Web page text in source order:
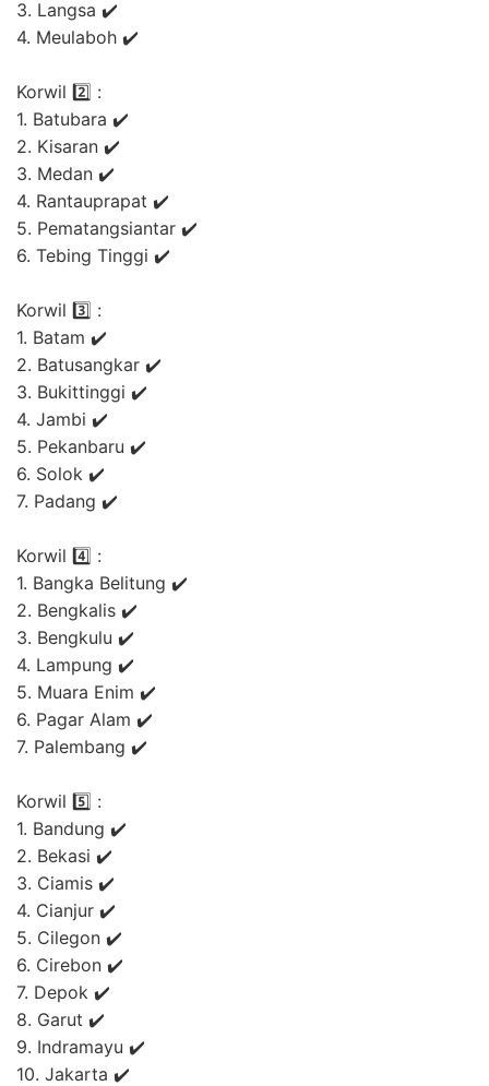
3. Langsa ✔️
4. Meulaboh ✔️
Korwil 2️⃣ :
1. Batubara ✔️
2. Kisaran ✔️
3. Medan ✔️
4. Rantauprapat ✔️
5. Pematangsiantar ✔️
6. Tebing Tinggi ✔️
Korwil 3️⃣ :
1. Batam ✔️
2. Batusangkar ✔️
3. Bukittinggi ✔️
4. Jambi ✔️
5. Pekanbaru ✔️
6. Solok ✔️
7. Padang ✔️
Korwil 4️⃣ :
1. Bangka Belitung ✔️
2. Bengkalis ✔️
3. Bengkulu ✔️
4. Lampung ✔️
5. Muara Enim ✔️
6. Pagar Alam ✔️
7. Palembang ✔️
Korwil 5️⃣ :
1. Bandung ✔️
2. Bekasi ✔️
3. Ciamis ✔️
4. Cianjur ✔️
5. Cilegon ✔️
6. Cirebon ✔️
7. Depok ✔️
8. Garut ✔️
9. Indramayu ✔️
10. Jakarta ✔️